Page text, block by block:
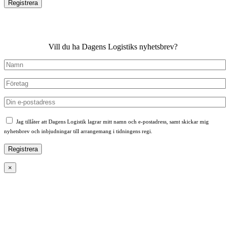
Vill du ha Dagens Logistiks nyhetsbrev?
Jag tillåter att Dagens Logistik lagrar mitt namn och e-postadress, samt skickar mig
nyhetsbrev och inbjudningar till arrangemang i tidningens regi.
×